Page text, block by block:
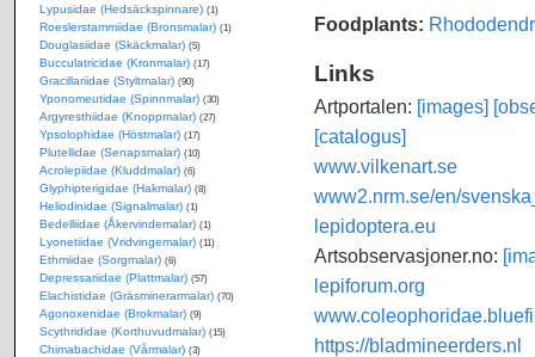
Foodplants:
Links
Artportalen: [images]
[catalogus]
www.vilkenart.se
www2.nrm.se/en/
lepidoptera.eu
Artsobservasjoner.no:
lepiforum.org
https://bladmineerders.nl
Lypusidae (Hedsäckspinnare) (1)
Roeslerstammiidae (Bronsmalar) (1)
Douglasiidae (Skäckmalar) (5)
Bucculatricidae (Kronmalar) (17)
Gracillariidae (Styltmalar) (90)
Yponomeutidae (Spinnmalar) (30)
Argyresthiidae (Knoppmalar) (27)
Ypsolophidae (Höstmalar) (17)
Plutellidae (Senapsmalar) (10)
Acrolepiidae (Kluddmalar) (6)
Glyphipterigidae (Hakmalar) (8)
Heliodinidae (Signalmalar) (1)
Bedelliidae (Åkervindemalar) (1)
Lyonetiidae (Vridvingemalar) (11)
Ethmiidae (Sorgmalar) (6)
Depressariidae (Plattmalar) (57)
Elachistidae (Gräsminerarmalar) (70)
Agonoxenidae (Brokmalar) (9)
Scythrididae (Korthuvudmalar) (15)
Chimabachidae (Vårmalar) (3)